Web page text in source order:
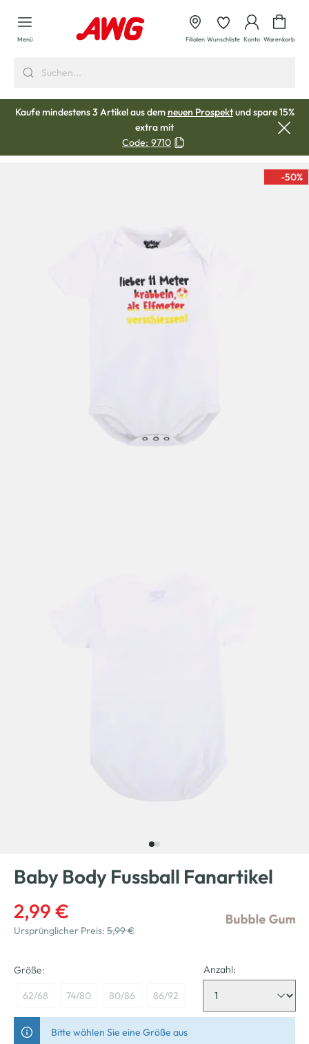
springen
Menü Filialen Wunschliste Konto Warenkorb
Kaufe mindestens 3 Artikel aus demneuen Prospektund spare 15%
extra mit
Code: 9710
-50%
Baby Body Fussball Fanartikel
2,99 €
Ursprünglicher Preis: 5,99 €
Größe:
62/68 74/80 80/86 86/92
Anzahl:
Bitte wählen Sie eine Größe aus